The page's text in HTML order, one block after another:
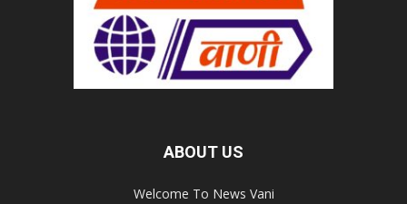
ABOUT US
Welcome To News Vani